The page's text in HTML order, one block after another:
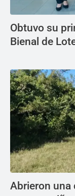
Obtuvo su
Bienal de
Abrieron una